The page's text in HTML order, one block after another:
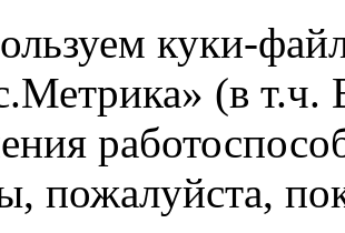
куки-
(в т.ч.
пожалуйста,